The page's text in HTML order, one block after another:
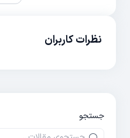
نظرات کاربران
جستجو